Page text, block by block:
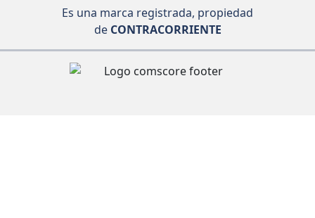
Es una marca registrada, propiedad
deCONTRACORRIENTE